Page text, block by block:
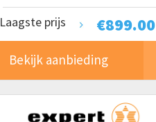
€899.00
Laagste prijs
Bekijk aanbieding